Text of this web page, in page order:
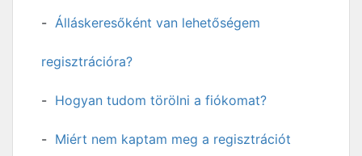
Álláskeresőként van lehetőségem
regisztrációra?
Hogyan tudom törölni a fiókomat?
Miért nem kaptam meg a regisztrációt